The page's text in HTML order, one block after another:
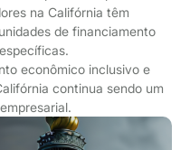
na Califórnia têm
de financiamento
econômico inclusivo e
continua sendo um